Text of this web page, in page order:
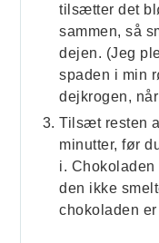
tilsætter det
sammen, så
dejen. (Jeg
spaden i min
dejkrogen,
Tilsæt resten
minutter, før
i.
den ikke
chokoladen